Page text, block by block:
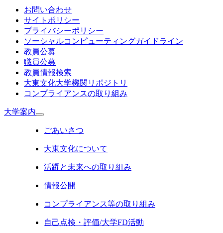
お問い合わせ
サイトポリシー
プライバシーポリシー
ソーシャルコンピューティングガイドライン
教員公募
職員公募
教員情報検索
大東文化大学機関リポジトリ
コンプライアンスの取り組み
大学案内
ごあいさつ
大東文化について
活躍と未来への取り組み
情報公開
コンプライアンス等の取り組み
自己点検・評価/大学FD活動